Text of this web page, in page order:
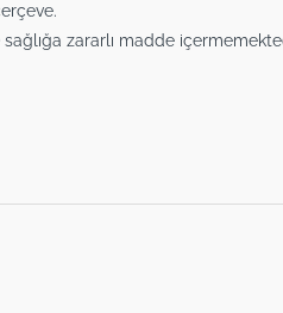
zararlı madde